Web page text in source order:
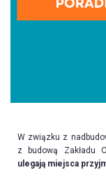
W związku z
z budową Zakładu
ulegają miejsca